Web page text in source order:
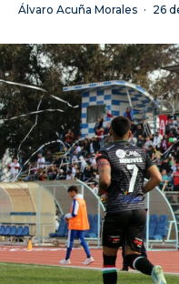
Álvaro Acuña Morales · 26